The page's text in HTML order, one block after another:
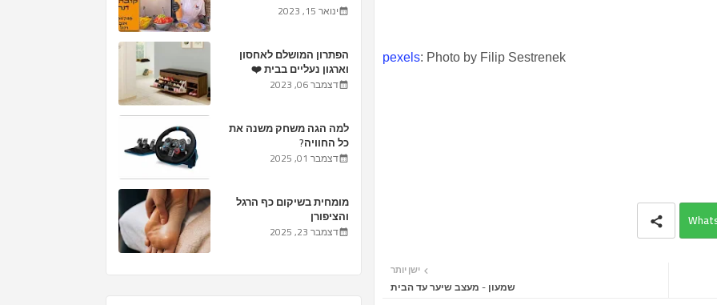
pexels: Photo by Filip Sestrenek
ישן יותר
שמעון - מעצב שיער עד הבית
ינואר 15, 2023
הפתרון המושלם לאחסון
וארגון נעליים בבית ❤️
דצמבר 06, 2023
למה הגה משחק משנה את
כל החוויה?
דצמבר 01, 2025
מומחית בשיקום כף הרגל
והציפורן
דצמבר 23, 2025